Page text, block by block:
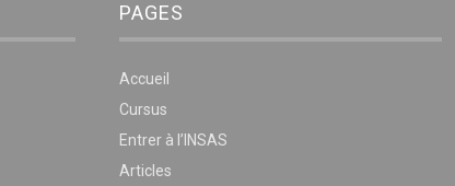
PAGES
Accueil
Cursus
Entrer à l’INSAS
Articles